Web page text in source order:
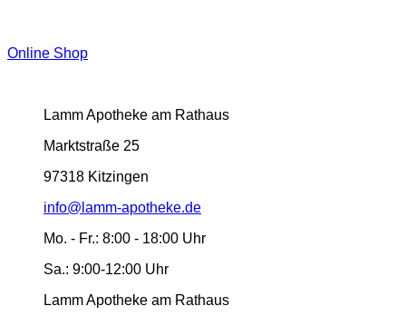
Online Shop
Lamm Apotheke am Rathaus
Marktstraße 25
97318 Kitzingen
info@lamm-apotheke.de
Mo. - Fr.: 8:00 - 18:00 Uhr
Sa.: 9:00-12:00 Uhr
Lamm Apotheke am Rathaus